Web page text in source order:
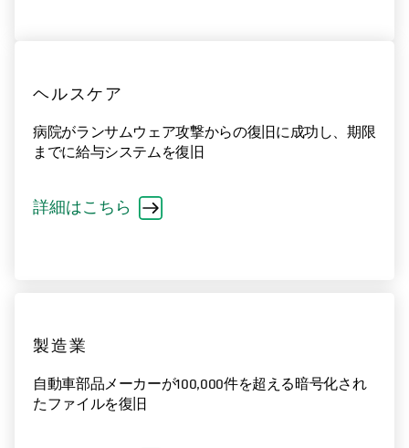
ヘルスケア
病院がランサムウェア攻撃からの復旧に成功し、期限
までに給与システムを復旧
詳細はこちら
製造業
自動車部品メーカーが100,000件を超える暗号化され
たファイルを復旧